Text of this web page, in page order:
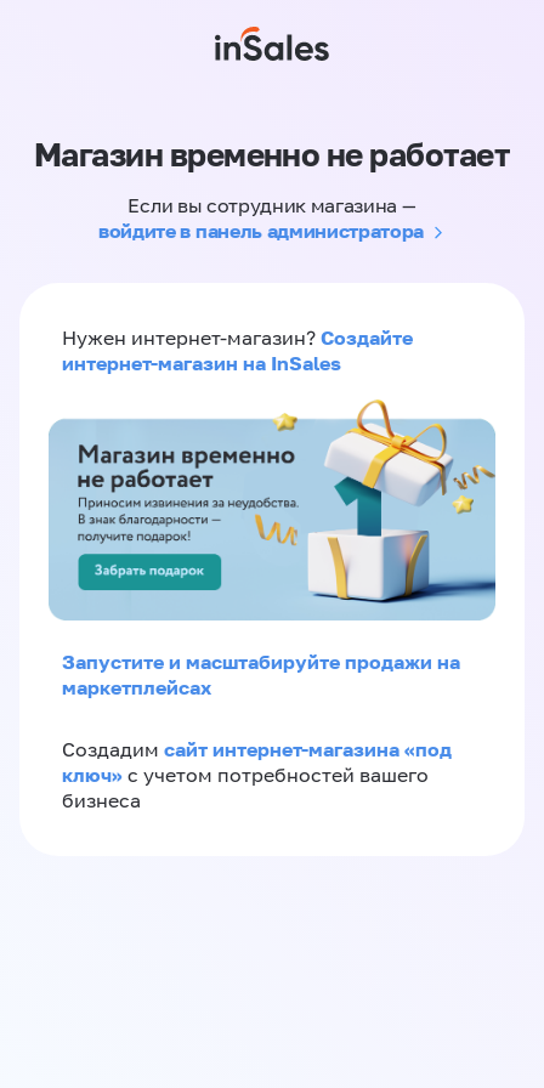
Магазин временно не работает
Если вы сотрудник магазина —
войдите в панель администратора
Нужен интернет-магазин? Создайте
интернет-магазин на InSales
Запустите и масштабируйте продажи на
маркетплейсах
Создадим сайт интернет-магазина «под
ключ» с учетом потребностей вашего
бизнеса